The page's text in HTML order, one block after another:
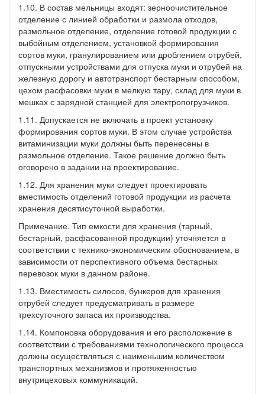
1.10. В состав мельницы входят: зерноочистительное
отделение с линией обработки и размола отходов,
размольное отделение, отделение готовой продукции с
выбойным отделением, установкой формирования
сортов муки, гранулированием или дроблением отрубей,
отпускными устройствами для отпуска муки и отрубей на
железную дорогу и автотранспорт бестарным способом,
цехом расфасовки муки в мелкую тару, склад для муки в
мешках с зарядной станцией для электропогрузчиков.
1.11. Допускается не включать в проект установку
формирования сортов муки. В этом случае устройства
витаминизации муки должны быть перенесены в
размольное отделение. Такое решение должно быть
оговорено в задании на проектирование.
1.12. Для хранения муки следует проектировать
вместимость отделений готовой продукции из расчета
хранения десятисуточной выработки.
Примечание. Тип емкости для хранения (тарный,
бестарный, расфасованной продукции) уточняется в
соответствии с технико-экономическим обоснованием, в
зависимости от перспективного объема бестарных
перевозок муки в данном районе.
1.13. Вместимость силосов, бункеров для хранения
отрубей следует предусматривать в размере
трехсуточного запаса их производства.
1.14. Компоновка оборудования и его расположение в
соответствии с требованиями технологического процесса
должны осуществляться с наименьшим количеством
транспортных механизмов и протяженностью
внутрицеховых коммуникаций.